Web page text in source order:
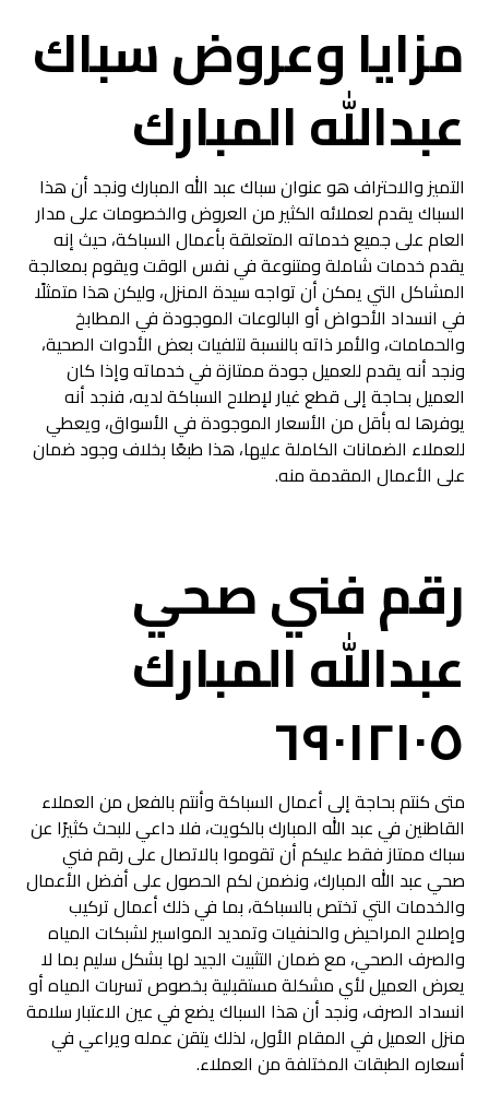
مزايا وعروض سباك
عبدالله المبارك
التميز والاحتراف هو عنوان سباك عبد الله المبارك ونجد أن هذا
السباك يقدم لعملائه الكثير من العروض والخصومات على مدار
العام على جميع خدماته المتعلقة بأعمال السباكة، حيث إنه
يقدم خدمات شاملة ومتنوعة في نفس الوقت ويقوم بمعالجة
المشاكل التي يمكن أن تواجه سيدة المنزل، وليكن هذا متمثلًا
في انسداد الأحواض أو البالوعات الموجودة في المطابخ
والحمامات، والأمر ذاته بالنسبة لتلفيات بعض الأدوات الصحية،
ونجد أنه يقدم للعميل جودة ممتازة في خدماته وإذا كان
العميل بحاجة إلى قطع غيار لإصلاح السباكة لديه، فنجد أنه
يوفرها له بأقل من الأسعار الموجودة في الأسواق، ويعطي
للعملاء الضمانات الكاملة عليها، هذا طبعًا بخلاف وجود ضمان
على الأعمال المقدمة منه.
رقم فني صحي
عبدالله المبارك
٦٩٠١٢١٠٥
متى كنتم بحاجة إلى أعمال السباكة وأنتم بالفعل من العملاء
القاطنين في عبد الله المبارك بالكويت، فلا داعي للبحث كثيرًا عن
سباك ممتاز فقط عليكم أن تقوموا بالاتصال على رقم فني
صحي عبد الله المبارك، ونضمن لكم الحصول على أفضل الأعمال
والخدمات التي تختص بالسباكة، بما في ذلك أعمال تركيب
وإصلاح المراحيض والحنفيات وتمديد المواسير لشبكات المياه
والصرف الصحي، مع ضمان التثبيت الجيد لها بشكل سليم بما لا
يعرض العميل لأي مشكلة مستقبلية بخصوص تسربات المياه أو
انسداد الصرف، ونجد أن هذا السباك يضع في عين الاعتبار سلامة
منزل العميل في المقام الأول، لذلك يتقن عمله ويراعي في
أسعاره الطبقات المختلفة من العملاء.